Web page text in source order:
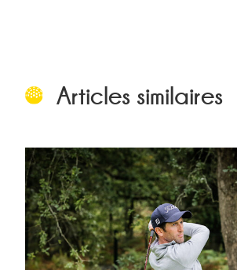
Articles similaires